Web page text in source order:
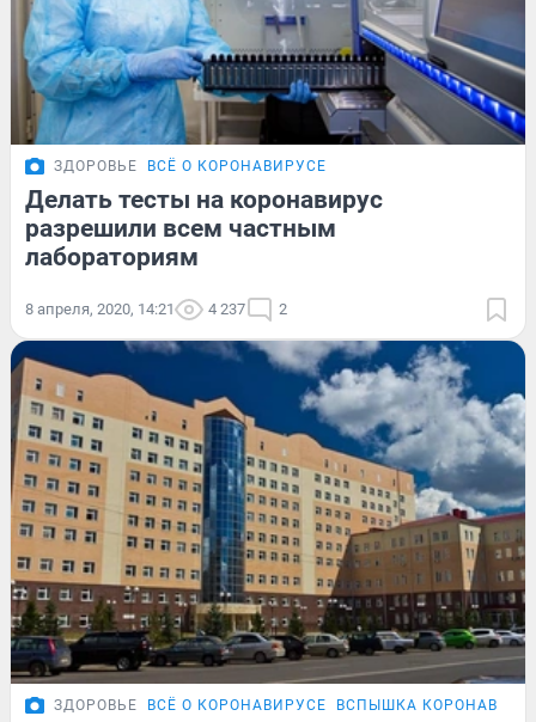
ЗДОРОВЬЕ ВСЁ О КОРОНАВИРУСЕ
Делать тесты на коронавирус
разрешили всем частным
лабораториям
8 апреля, 2020, 14:21 4 237 2
ЗДОРОВЬЕ ВСЁ О КОРОНАВИРУСЕ ВСПЫШКА